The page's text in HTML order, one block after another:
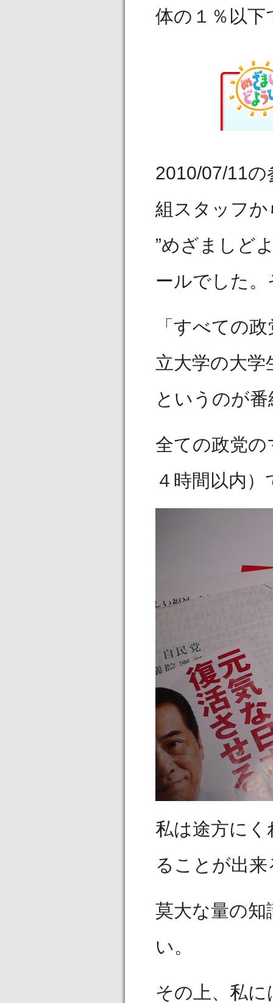
体の１％以下
2010/07/11
組スタッフ
”めざましど
ールでした
「すべての
立大学の大
というのが
全ての政党
４時間以内
私は途方に
ることが出
莫大な量の
い。
その上、私